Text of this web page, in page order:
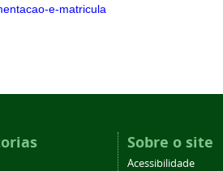
e-matricula
Sobre o site
Acessibilidade